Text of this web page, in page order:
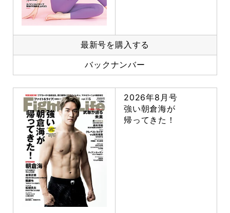
最新号を購入する
バックナンバー
2026年8月号
強い朝倉海が
帰ってきた！